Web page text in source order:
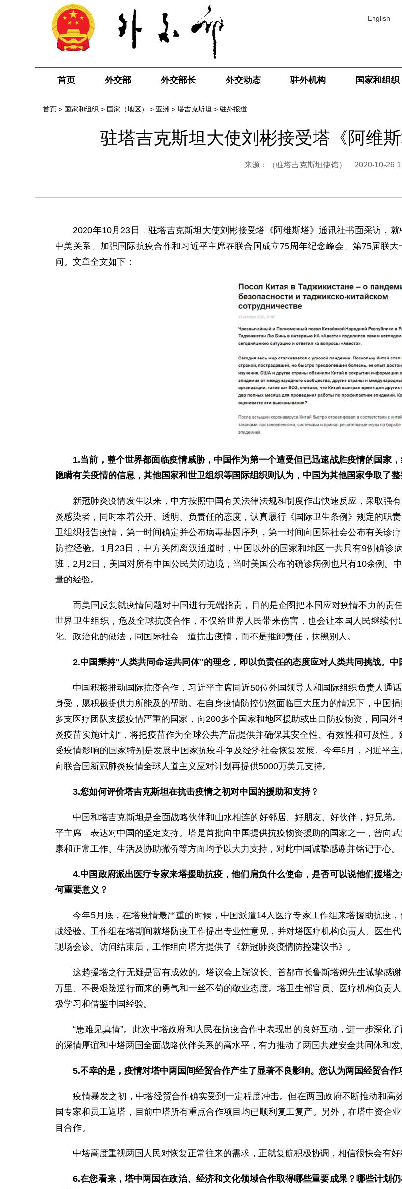
English
首页 外交部 外交部长 外交动态 驻外机构 国家和组织
首页 > 国家和组织 > 国家（地区） > 亚洲 > 塔吉克斯坦 > 驻外报道
驻塔吉克斯坦大使刘彬接受塔《阿维
来源：（驻塔吉克斯坦使馆） 2020-10-26
2020年10月23日，驻塔吉克斯坦大使刘彬接受塔《阿维斯塔》通讯社书面采访，就
中美关系、加强国际抗疫合作和习近平主席在联合国成立75周年纪念峰会、第75届联
问。文章全文如下：
1.当前，整个世界都面临疫情威胁，中国作为第一个遭受但已迅速战胜疫情的国家
隐瞒有关疫情的信息，其他国家和世卫组织等国际组织则认为，中国为其他国家争取了
新冠肺炎疫情发生以来，中方按照中国有关法律法规和制度作出快速反应，采取强
炎感染者，同时本着公开、透明、负责任的态度，认真履行《国际卫生条例》规定的职
卫组织报告疫情，第一时间确定并公布病毒基因序列，第一时间向国际社会公布有关诊
防控经验。1月23日，中方关闭离汉通道时，中国以外的国家和地区一共只有9例确诊
班，2月2日，美国对所有中国公民关闭边境，当时美国公布的确诊病例也只有10余例。
量的经验。
而美国反复就疫情问题对中国进行无端指责，目的是企图把本国应对疫情不力的责任
世界卫生组织，危及全球抗疫合作，不仅给世界人民带来伤害，也会让本国人民继续
化、政治化的做法，同国际社会一道抗击疫情，而不是推卸责任，抹黑别人。
2.中国秉持"人类共同命运共同体"的理念，即以负责任的态度应对人类共同挑战。中
中国积极推动国际抗疫合作，习近平主席同近50位外国领导人和国际组织负责人通
身受，愿积极提供力所能及的帮助。在自身疫情防控仍然面临巨大压力的情况下，中国
多支医疗团队支援疫情严重的国家，向200多个国家和地区援助或出口防疫物资，同国
炎疫苗实施计划”，将把疫苗作为全球公共产品提供并确保其安全性、有效性和可及性
受疫情影响的国家特别是发展中国家抗疫斗争及经济社会恢复发展。今年9月，习近平
向联合国新冠肺炎疫情全球人道主义应对计划再提供5000万美元支持。
3.您如何评价塔吉克斯坦在抗击疫情之初对中国的援助和支持？
中国和塔吉克斯坦是全面战略伙伴和山水相连的好邻居、好朋友、好伙伴，好兄弟
平主席，表达对中国的坚定支持。塔是首批向中国提供抗疫物资援助的国家之一，曾向
康和正常工作、生活及协助撤侨等方面均予以大力支持，对此中国诚挚感谢并铭记于心。
4.中国政府派出医疗专家来塔援助抗疫，他们肩负什么使命，是否可以说他们援塔
何重要意义？
今年5月底，在塔疫情最严重的时候，中国派遣14人医疗专家工作组来塔援助抗疫，
战经验。工作组在塔期间就塔防疫工作提出专业性意见，并对塔医疗机构负责人、医生
现场会诊。访问结束后，工作组向塔方提供了《新冠肺炎疫情防控建议书》。
这趟援塔之行无疑是富有成效的。塔议会上院议长、首都市长鲁斯塔姆先生诚挚感
万里、不畏艰险逆行而来的勇气和一丝不苟的敬业态度。塔卫生部官员、医疗机构负责
极学习和借鉴中国经验。
“患难见真情”。此次中塔政府和人民在抗疫合作中表现出的良好互动，进一步深化
的深情厚谊和中塔两国全面战略伙伴关系的高水平，有力推动了两国共建安全共同体和发
5.不幸的是，疫情对塔中两国间经贸合作产生了显著不良影响。您认为两国经贸合
疫情暴发之初，中塔经贸合作确实受到一定程度冲击。但在两国政府不断推动和高
国专家和员工返塔，目前中塔所有重点合作项目均已顺利复工复产。另外，在塔中资企
目合作。
中塔高度重视两国人民对恢复正常往来的需求，正就复航积极协调，相信很快会有好
6.在您看来，塔中两国在政治、经济和文化领域合作取得哪些重要成果？哪些计划